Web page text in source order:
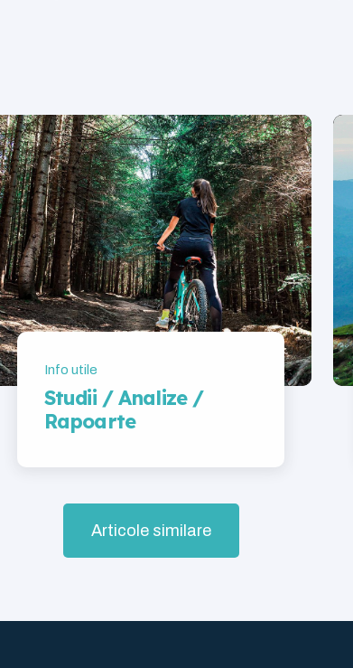
Info utile
Studii / Analize /
Rapoarte
Articole similare